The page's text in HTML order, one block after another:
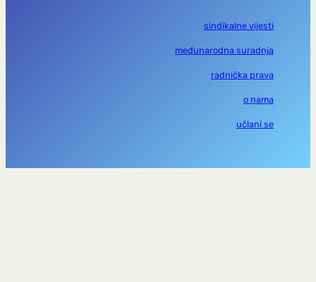
sindikalne vijesti
međunarodna suradnja
radnička prava
o nama
učlani se